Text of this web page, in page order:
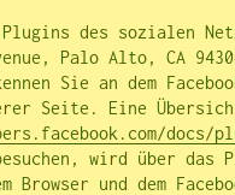
des sozialen
Palo Alto, CA
Sie an dem
Seite. Eine
docs/
wird über
Browser und dem